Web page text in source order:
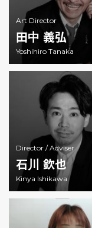
Art Director
田中 義弘
Yoshihiro Tanaka
Director /Adviser
石川 欽也
Kinya Ishikawa